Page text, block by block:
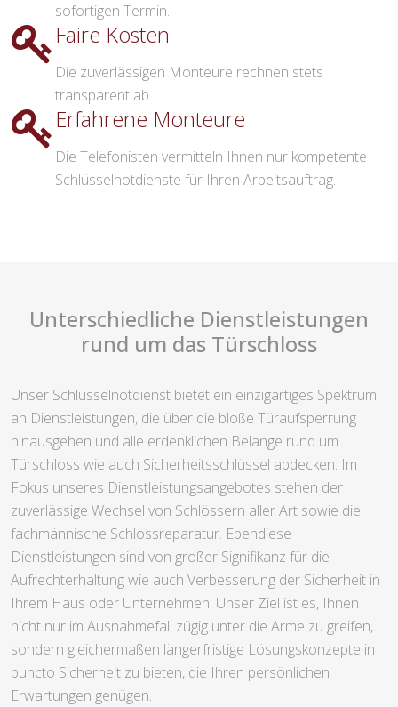
sofortigen Termin.
Faire Kosten
Die zuverlässigen Monteure rechnen stets
transparent ab.
Erfahrene Monteure
Die Telefonisten vermitteln Ihnen nur kompetente
Schlüsselnotdienste für Ihren Arbeitsauftrag.
Unterschiedliche Dienstleistungen
rund um das Türschloss
Unser Schlüsselnotdienst bietet ein einzigartiges Spektrum
an Dienstleistungen, die über die bloße Türaufsperrung
hinausgehen und alle erdenklichen Belange rund um
Türschloss wie auch Sicherheitsschlüssel abdecken. Im
Fokus unseres Dienstleistungsangebotes stehen der
zuverlässige Wechsel von Schlössern aller Art sowie die
fachmännische Schlossreparatur. Ebendiese
Dienstleistungen sind von großer Signifikanz für die
Aufrechterhaltung wie auch Verbesserung der Sicherheit in
Ihrem Haus oder Unternehmen. Unser Ziel ist es, Ihnen
nicht nur im Ausnahmefall zügig unter die Arme zu greifen,
sondern gleichermaßen längerfristige Lösungskonzepte in
puncto Sicherheit zu bieten, die Ihren persönlichen
Erwartungen genügen.